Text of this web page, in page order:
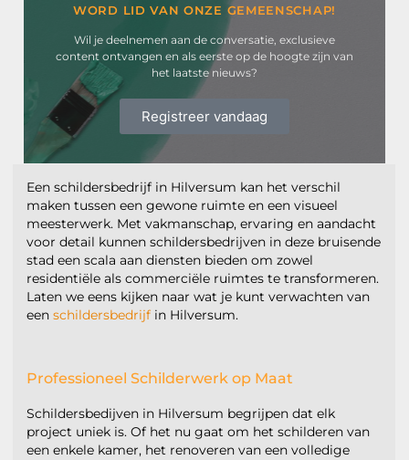
Een schildersbedrijf in Hilversum kan het verschil
maken tussen een gewone ruimte en een visueel
meesterwerk. Met vakmanschap, ervaring en aandacht
voor detail kunnen schildersbedrijven in deze bruisende
stad een scala aan diensten bieden om zowel
residentiële als commerciële ruimtes te transformeren.
Laten we eens kijken naar wat je kunt verwachten van
eenschildersbedrijf in Hilversum.
Professioneel Schilderwerk op Maat
Schildersbedijven in Hilversum begrijpen dat elk
project uniek is. Of het nu gaat om het schilderen van
een enkele kamer, het renoveren van een volledige
WORD LID VAN ONZE GEMEENSCHAP!
Wil je deelnemen aan de conversatie, exclusieve
content ontvangen en als eerste op de hoogte zijn van
het laatste nieuws?
Registreer vandaag